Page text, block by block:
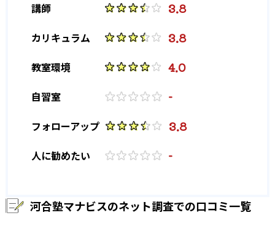
東京理科大学 5,089
上智大学 3,235 立教大学
※2023年、公式サイト
講師 3.8
カリキュラム 3.8
教室環境 4.0
自習室 -
フォローアップ 3.8
人に勧めたい -
河合塾マナビスのネット調査での口コミ一覧